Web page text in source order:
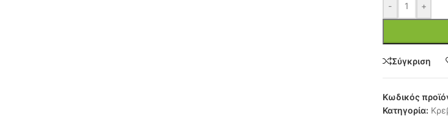
- +
Σύγκριση
Κωδικός
Κατηγορία: